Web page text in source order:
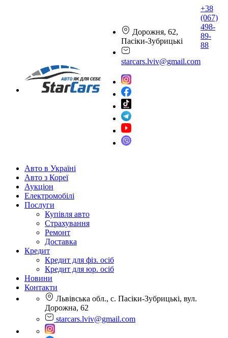
Дорожня, 62,
Пасіки-Зубрицькі
starcars.lviv@gmail.com
+38
(067)
498-
89-
88
Авто в Україні
Авто з Кореї
Аукціон
Електромобілі
Послуги
Купівля авто
Страхування
Ремонт
Доставка
Кредит
Кредит для фіз. осіб
Кредит для юр. осіб
Новини
Контакти
Львівська обл., с. Пасіки-Зубрицькі, вул.
Дорожна, 62
starcars.lviv@gmail.com